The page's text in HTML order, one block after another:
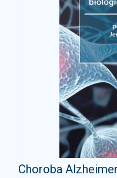
Choroba